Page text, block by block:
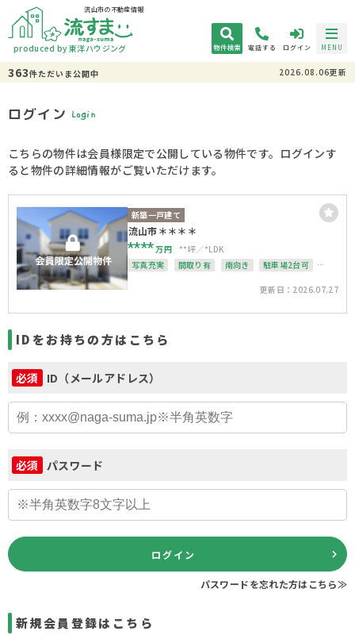
流山市の不動産情報
produced by 東洋ハウジング 物件検索 電話する ログイン MENU
363件ただいま公開中 2026.08.06更新
ログイン Login
こちらの物件は会員様限定で公開している物件です。ログインす
ると物件の詳細情報がご覧いただけます。
新築一戸建て
流山市＊＊＊＊
****万円 **坪
*LDK
写真充実
間取り有 南向き
駐車場2台可
更新日：2026.07.27
IDをお持ちの方はこちら
必須 ID（メールアドレス）
必須 パスワード
ログイン
パスワードを忘れた方はこちら≫
新規会員登録はこちら